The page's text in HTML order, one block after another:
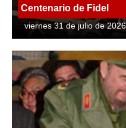
Centenario de Fidel
viernes 31 de julio de 2026